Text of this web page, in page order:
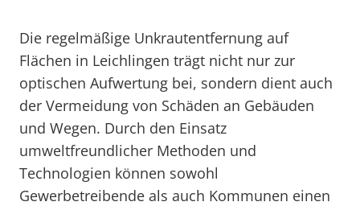
Die regelmäßige Unkrautentfernung auf
Flächen in Leichlingen trägt nicht nur zur
optischen Aufwertung bei, sondern dient auch
der Vermeidung von Schäden an Gebäuden
und Wegen. Durch den Einsatz
umweltfreundlicher Methoden und
Technologien können sowohl
Gewerbetreibende als auch Kommunen einen